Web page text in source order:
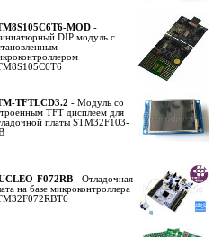
MOD -
DIP модуль с
TFTLCD3.2 - Модуль со
TFT дисплеем для
платы STM32F103-
F072RB - Отладочная
на базе микроконтроллера